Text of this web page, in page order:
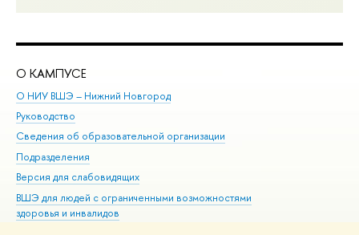
О КАМПУСЕ
О НИУ ВШЭ – Нижний Новгород
Руководство
Сведения об образовательной организации
Подразделения
Версия для слабовидящих
ВШЭ для людей с ограниченными возможностями
здоровья и инвалидов